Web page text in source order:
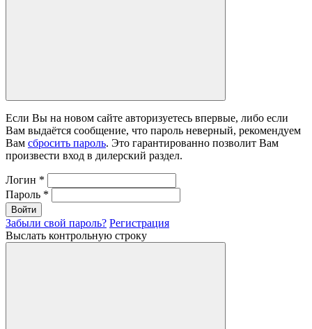
Если Вы на новом сайте авторизуетесь впервые, либо если
Вам выдаётся сообщение, что пароль неверный, рекомендуем
Вам сбросить пароль. Это гарантированно позволит Вам
произвести вход в дилерский раздел.
Логин *
Пароль *
Войти
Забыли свой пароль? Регистрация
Выслать контрольную строку